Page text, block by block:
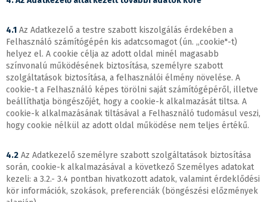
4.1 Az Adatkezelő a testre szabott kiszolgálás érdekében a
Felhasználó számítógépén kis adatcsomagot (ún. ,,cookie"-t)
helyez el. A cookie célja az adott oldal minél magasabb
színvonalú működésének biztosítása, személyre szabott
szolgáltatások biztosítása, a felhasználói élmény növelése. A
cookie-t a Felhasználó képes törölni saját számítógépéről, illetve
beállíthatja böngészőjét, hogy a cookie-k alkalmazását tiltsa. A
cookie-k alkalmazásának tiltásával a Felhasználó tudomásul veszi,
hogy cookie nélkül az adott oldal működése nem teljes értékű.
4.2 Az Adatkezelő személyre szabott szolgáltatások biztosítása
során, cookie-k alkalmazásával a következő Személyes adatokat
kezeli: a 3.2.- 3.4 pontban hivatkozott adatok, valamint érdeklődési
kör információk, szokások, preferenciák (böngészési előzmények